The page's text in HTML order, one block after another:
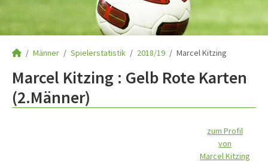
Männer Spielerstatistik 2018/19 Marcel Kitzing
Marcel Kitzing : Gelb Rote Karten
(2.Männer)
zum Profil
von
Marcel Kitzing